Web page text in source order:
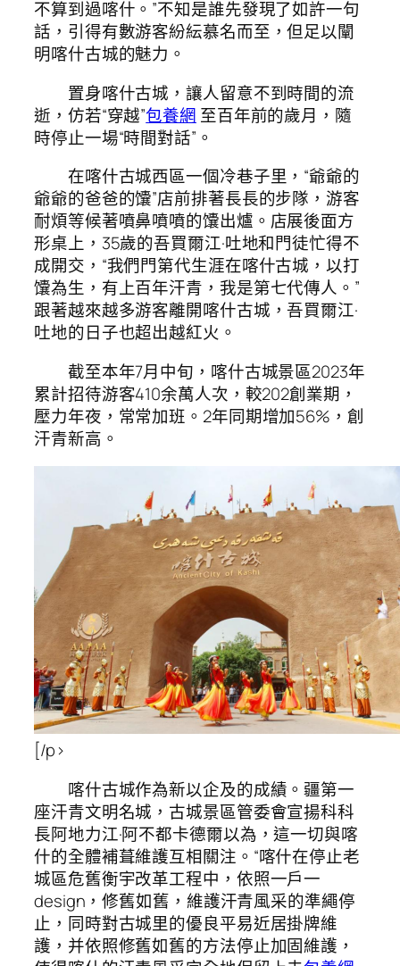
不算到過喀什。”不知是誰先發現了如許一句
話，引得有數游客紛紜慕名而至，但足以闡
明喀什古城的魅力。
置身喀什古城，讓人留意不到時間的流
逝，仿若“穿越”包養網 至百年前的歲月，隨
時停止一場“時間對話”。
在喀什古城西區一個冷巷子里，“爺爺的
爺爺的爸爸的馕”店前排著長長的步隊，游客
耐煩等候著噴鼻噴噴的馕出爐。店展後面方
形桌上，35歲的吾買爾江·吐地和門徒忙得不
成開交，“我們門第代生涯在喀什古城，以打
馕為生，有上百年汗青，我是第七代傳人。”
跟著越來越多游客離開喀什古城，吾買爾江·
吐地的日子也超出越紅火。
截至本年7月中旬，喀什古城景區2023年
累計招待游客410余萬人次，較202創業期，
壓力年夜，常常加班。2年同期增加56%，創
汗青新高。
[/p>
喀什古城作為新以企及的成績。疆第一
座汗青文明名城，古城景區管委會宣揚科科
長阿地力江·阿不都卡德爾以為，這一切與喀
什的全體補葺維護互相關注。“喀什在停止老
城區危舊衡宇改革工程中，依照一戶一
design，修舊如舊，維護汗青風采的準繩停
止，同時對古城里的優良平易近居掛牌維
護，并依照修舊如舊的方法停止加固維護，